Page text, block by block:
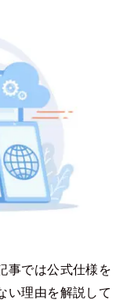
事では公式仕様を
い理由を解説して